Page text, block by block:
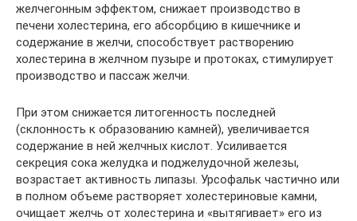
желчегонным эффектом, снижает производство в
печени холестерина, его абсорбцию в кишечнике и
содержание в желчи, способствует растворению
холестерина в желчном пузыре и протоках, стимулирует
производство и пассаж желчи.
При этом снижается литогенность последней
(склонность к образованию камней), увеличивается
содержание в ней желчных кислот. Усиливается
секреция сока желудка и поджелудочной железы,
возрастает активность липазы. Урсофальк частично или
в полном объеме растворяет холестериновые камни,
очищает желчь от холестерина и «вытягивает» его из